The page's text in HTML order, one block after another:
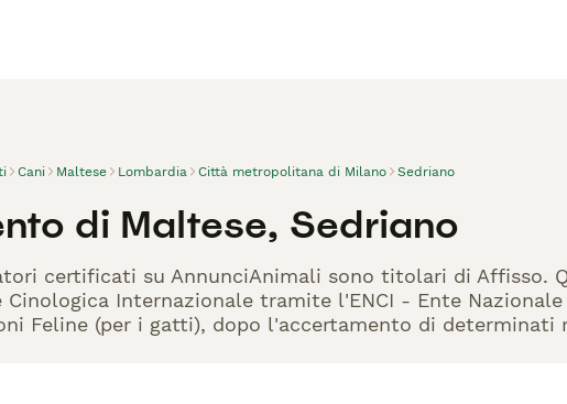
Cani Maltese Lombardia Città metropolitana di Milano Sedriano
di Maltese, Sedriano
certificati su AnnunciAnimali sono titolari di Affisso.
Cinologica Internazionale tramite l'ENCI - Ente
Feline (per i gatti), dopo l'accertamento di determinati